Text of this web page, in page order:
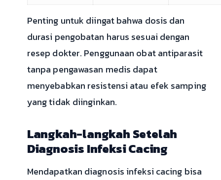
Penting untuk diingat bahwa dosis dan
durasi pengobatan harus sesuai dengan
resep dokter. Penggunaan obat antiparasit
tanpa pengawasan medis dapat
menyebabkan resistensi atau efek samping
yang tidak diinginkan.
Langkah-langkah Setelah
Diagnosis Infeksi Cacing
Mendapatkan diagnosis infeksi cacing bisa